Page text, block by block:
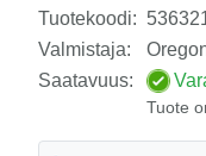
Tuotekoodi:
Valmistaja:
Saatavuus:
Tuote